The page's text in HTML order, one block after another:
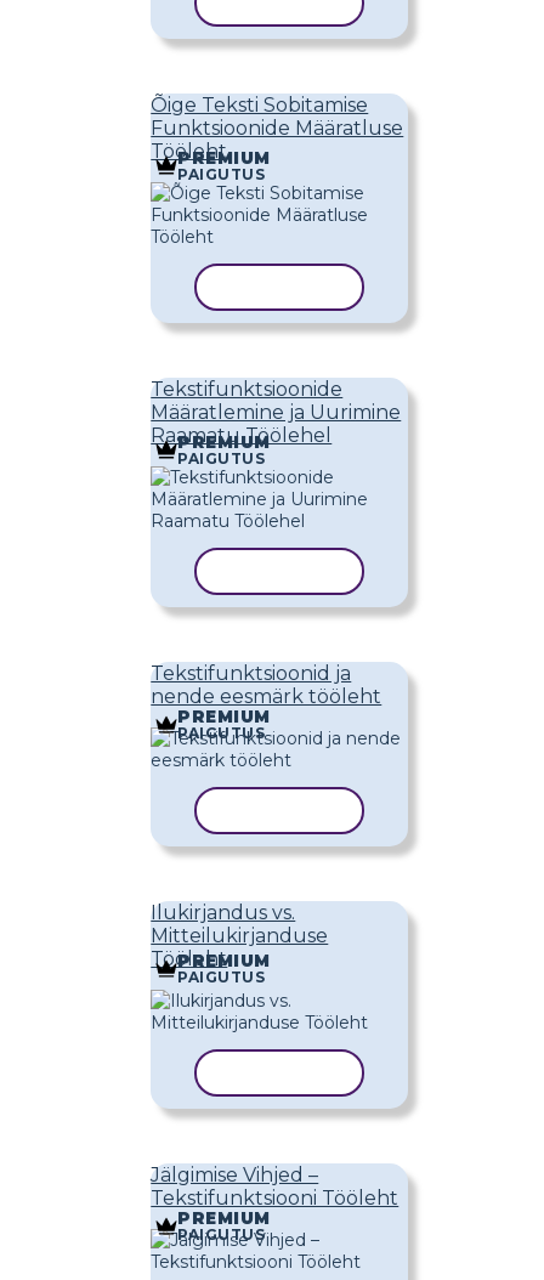
Õige Teksti Sobitamise
Funktsioonide Määratluse
Tööleht
PREMIUM
PAIGUTUS
Tekstifunktsioonide
Määratlemine ja Uurimine
Raamatu Töölehel
PREMIUM
PAIGUTUS
Tekstifunktsioonid ja
nende eesmärk tööleht
PREMIUM
PAIGUTUS
Ilukirjandus vs.
Mitteilukirjanduse
Tööleht
PREMIUM
PAIGUTUS
Jälgimise Vihjed –
Tekstifunktsiooni Tööleht
PREMIUM
PAIGUTUS